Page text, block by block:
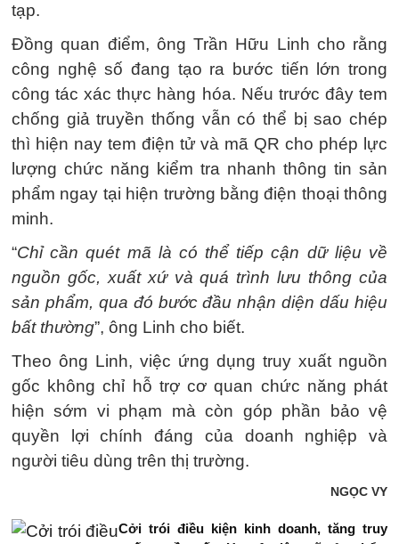
tạp.
Đồng quan điểm, ông Trần Hữu Linh cho rằng
công nghệ số đang tạo ra bước tiến lớn trong
công tác xác thực hàng hóa. Nếu trước đây tem
chống giả truyền thống vẫn có thể bị sao chép
thì hiện nay tem điện tử và mã QR cho phép lực
lượng chức năng kiểm tra nhanh thông tin sản
phẩm ngay tại hiện trường bằng điện thoại thông
minh.
“Chỉ cần quét mã là có thể tiếp cận dữ liệu về
nguồn gốc, xuất xứ và quá trình lưu thông của
sản phẩm, qua đó bước đầu nhận diện dấu hiệu
bất thường”, ông Linh cho biết.
Theo ông Linh, việc ứng dụng truy xuất nguồn
gốc không chỉ hỗ trợ cơ quan chức năng phát
hiện sớm vi phạm mà còn góp phần bảo vệ
quyền lợi chính đáng của doanh nghiệp và
người tiêu dùng trên thị trường.
NGỌC VY
Cởi trói điều kiện kinh doanh, tăng truy